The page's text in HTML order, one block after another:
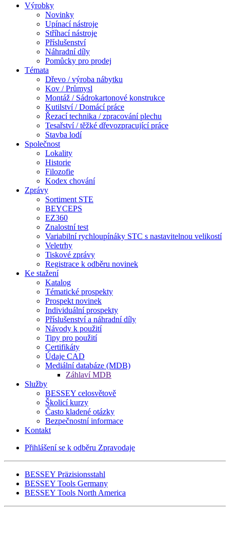
Výrobky
Novinky
Upínací nástroje
Stříhací nástroje
Příslušenství
Náhradní díly
Pomůcky pro prodej
Témata
Dřevo / výroba nábytku
Kov / Průmysl
Montáž / Sádrokartonové konstrukce
Kutilství / Domácí práce
Řezací technika / zpracování plechu
Tesařství / těžké dřevozpracující práce
Stavba lodí
Společnost
Lokality
Historie
Filozofie
Kodex chování
Zprávy
Sortiment STE
BEYCEPS
EZ360
Znalostní test
Variabilní rychloupínáky STC s nastavitelnou velikostí
Veletrhy
Tiskové zprávy
Registrace k odběru novinek
Ke stažení
Katalog
Tématické prospekty
Prospekt novinek
Individuální prospekty
Příslušenství a náhradní díly
Návody k použití
Tipy pro použití
Certifikáty
Údaje CAD
Mediální databáze (MDB)
Záhlaví MDB
Služby
BESSEY celosvětově
Školicí kurzy
Často kladené otázky
Bezpečnostní informace
Kontakt
Přihlášení se k odběru Zpravodaje
BESSEY Präzisionsstahl
BESSEY Tools Germany
BESSEY Tools North America